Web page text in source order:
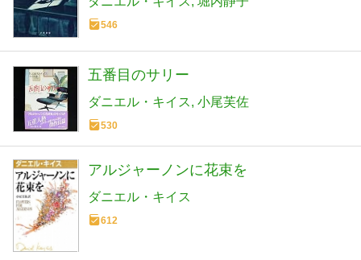
546
五番目のサリー
ダニエル・キイス 小尾芙佐
530
アルジャーノンに花束を
ダニエル・キイス
612